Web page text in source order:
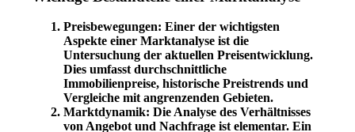
Preisbewegungen: Einer der wichtigsten
Aspekte einer Marktanalyse ist die
Untersuchung der aktuellen Preisentwicklung.
Dies umfasst durchschnittliche
Immobilienpreise, historische Preistrends und
Vergleiche mit angrenzenden Gebieten.
Marktdynamik: Die Analyse des Verhältnisses
von Angebot und Nachfrage ist elementar. Ein